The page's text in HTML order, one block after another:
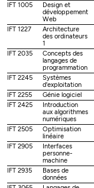
IFT 1005
Design et
développement
Web
IFT 1227
Architecture
des ordinateurs
1
IFT 2035
Concepts des
langages de
programmation
IFT 2245
Systèmes
d'exploitation
IFT 2255 Génie logiciel
IFT 2425
Introduction
aux algorithmes
numériques
IFT 2505
Optimisation
linéaire
IFT 2905
Interfaces
personne-
machine
IFT 2935
Bases de
données